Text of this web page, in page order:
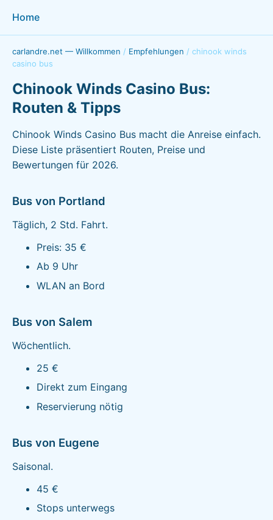
Home
carlandre.net — Willkommen / Empfehlungen / chinook winds
casino bus
Chinook Winds Casino Bus:
Routen & Tipps
Chinook Winds Casino Bus macht die Anreise einfach.
Diese Liste präsentiert Routen, Preise und
Bewertungen für 2026.
Bus von Portland
Täglich, 2 Std. Fahrt.
Preis: 35 €
Ab 9 Uhr
WLAN an Bord
Bus von Salem
Wöchentlich.
25 €
Direkt zum Eingang
Reservierung nötig
Bus von Eugene
Saisonal.
45 €
Stops unterwegs